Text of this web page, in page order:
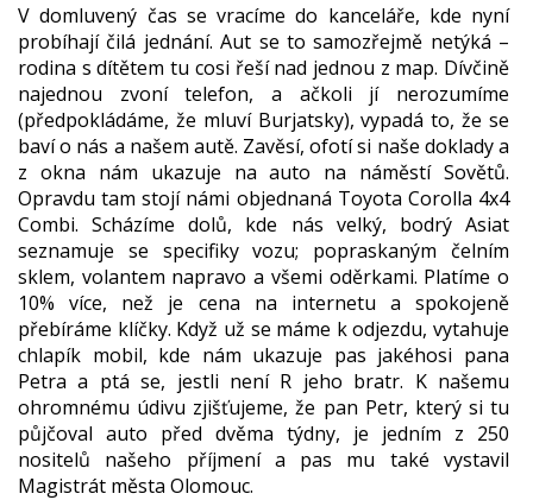
V domluvený čas se vracíme do kanceláře, kde nyní
probíhají čilá jednání. Aut se to samozřejmě netýká –
rodina s dítětem tu cosi řeší nad jednou z map. Dívčině
najednou zvoní telefon, a ačkoli jí nerozumíme
(předpokládáme, že mluví Burjatsky), vypadá to, že se
baví o nás a našem autě. Zavěsí, ofotí si naše doklady a
z okna nám ukazuje na auto na náměstí Sovětů.
Opravdu tam stojí námi objednaná Toyota Corolla 4x4
Combi. Scházíme dolů, kde nás velký, bodrý Asiat
seznamuje se specifiky vozu; popraskaným čelním
sklem, volantem napravo a všemi oděrkami. Platíme o
10% více, než je cena na internetu a spokojeně
přebíráme klíčky. Když už se máme k odjezdu, vytahuje
chlapík mobil, kde nám ukazuje pas jakéhosi pana
Petra a ptá se, jestli není R jeho bratr. K našemu
ohromnému údivu zjišťujeme, že pan Petr, který si tu
půjčoval auto před dvěma týdny, je jedním z 250
nositelů našeho příjmení a pas mu také vystavil
Magistrát města Olomouc.